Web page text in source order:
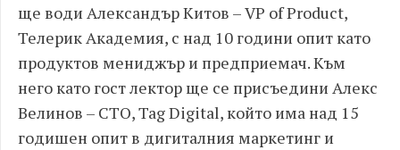
ще води Александър Китов – VP of Product,
Телерик Академия, с над 10 години опит като
продуктов мениджър и предприемач. Към
него като гост лектор ще се присъедини Алекс
Велинов – CTO, Tag Digital, който има над 15
годишен опит в дигиталния маркетинг и